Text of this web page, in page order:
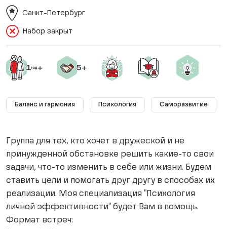
Набор закрыт
Санкт-Петербург
Баланс и гармония Психология Саморазвитие
Группа для тех, кто хочет в дружеской и не
принужденной обстановке решить какие-то свои
задачи, что-то изменить в себе или жизни. Будем
ставить цели и помогать друг другу в способах их
реализации. Моя специализация "Психология
личной эффективности" будет Вам в помощь.
Формат встреч: